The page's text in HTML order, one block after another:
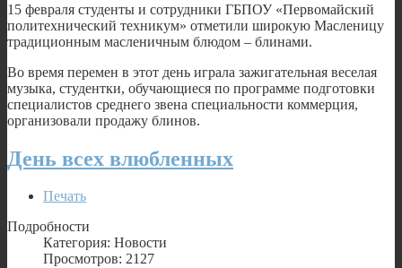
15 февраля студенты и сотрудники ГБПОУ «Первомайский
политехнический техникум» отметили широкую Масленицу
традиционным масленичным блюдом – блинами.
Во время перемен в этот день играла зажигательная веселая
музыка, студентки, обучающиеся по программе подготовки
специалистов среднего звена специальности коммерция,
организовали продажу блинов.
День всех влюбленных
Печать
Подробности
Категория: Новости
Просмотров: 2127